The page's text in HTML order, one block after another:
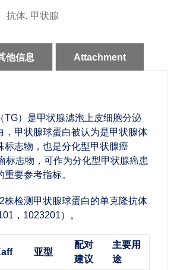
抗体, 甲状腺
他信息 Attachment
TG）是甲状腺滤泡上皮细胞分泌
，甲状腺球蛋白被认为是甲状腺体
标志物，也是分化型甲状腺癌
标志物，可作为分化型甲状腺癌患
要参考指标。
株检测甲状腺球蛋白的单克隆抗体
，1023201）。
亚型
配对
建议
主要用
途